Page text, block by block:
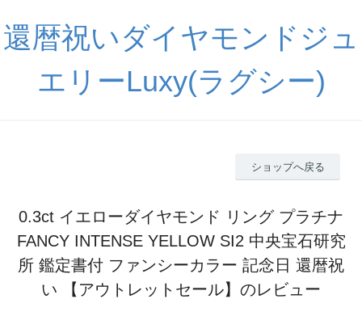
還暦祝いダイヤモンドジュ
エリーLuxy(ラグシー)
ショップへ戻る
0.3ct イエローダイヤモンド リング プラチナ
FANCY INTENSE YELLOW SI2 中央宝石研究
所 鑑定書付 ファンシーカラー 記念日 還暦祝
い 【アウトレットセール】のレビュー